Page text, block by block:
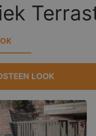
LOOK